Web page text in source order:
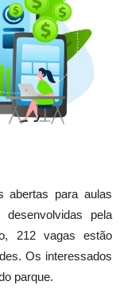
abertas para aulas
pela
212 vagas estão
Os interessados
parque.